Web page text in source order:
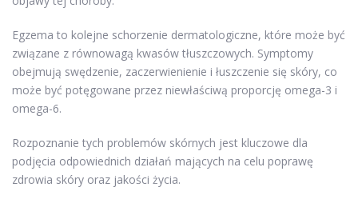
Egzema to kolejne schorzenie dermatologiczne, które może być
związane z równowagą kwasów tłuszczowych. Symptomy
obejmują swędzenie, zaczerwienienie i łuszczenie się skóry, co
może być potęgowane przez niewłaściwą proporcję omega-3 i
omega-6.
Rozpoznanie tych problemów skórnych jest kluczowe dla
podjęcia odpowiednich działań mających na celu poprawę
zdrowia skóry oraz jakości życia.